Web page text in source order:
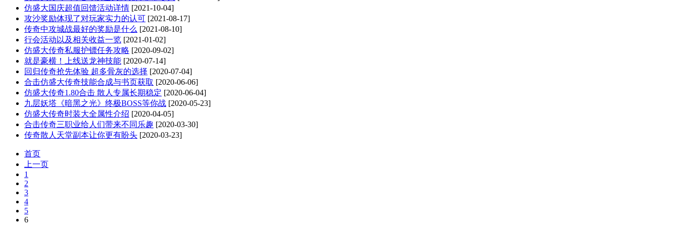
仿盛大国庆超值回馈活动详情 [2021-10-04]
攻沙奖励体现了对玩家实力的认可 [2021-08-17]
传奇中攻城战最好的奖励是什么 [2021-08-10]
行会活动以及相关收益一览 [2021-01-02]
仿盛大传奇私服护镖任务攻略 [2020-09-02]
就是豪横！上线送龙神技能 [2020-07-14]
回归传奇抢先体验 超多骨灰的选择 [2020-07-04]
合击仿盛大传奇技能合成与书页获取 [2020-06-06]
仿盛大传奇1.80合击 散人专属长期稳定 [2020-06-04]
九层妖塔《暗黑之光》终极BOSS等你战 [2020-05-23]
仿盛大传奇时装大全属性介绍 [2020-04-05]
合击传奇三职业给人们带来不同乐趣 [2020-03-30]
传奇散人天堂副本让你更有盼头 [2020-03-23]
首页
上一页
1
2
3
4
5
6